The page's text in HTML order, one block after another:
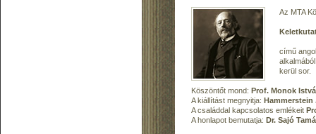
Az MTA
című
kerül sor.
Köszöntőt mond: Prof. Monok
A kiállítást megnyitja: Hammerstein
A családdal kapcsolatos emlékeit
A honlapot bemutatja: Dr. Sajó